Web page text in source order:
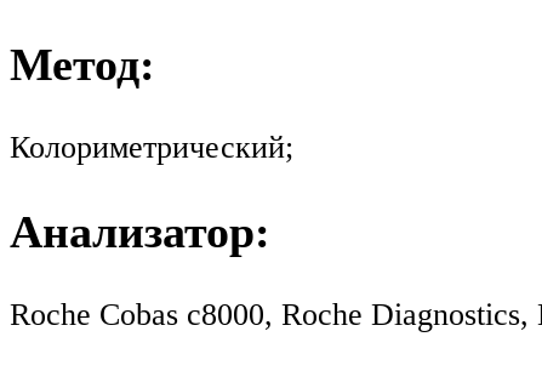
Метод:
Колориметрический;
Анализатор:
Roche Cobas c8000, Roche